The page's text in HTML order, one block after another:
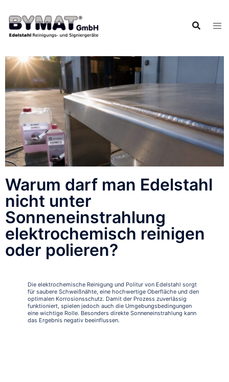
Warum darf man Edelstahl
nicht unter
Sonneneinstrahlung
elektrochemisch reinigen
oder polieren?
Die elektrochemische Reinigung und Politur von Edelstahl sorgt
für saubere Schweißnähte, eine hochwertige Oberfläche und den
optimalen Korrosionsschutz. Damit der Prozess zuverlässig
funktioniert, spielen jedoch auch die Umgebungsbedingungen
eine wichtige Rolle. Besonders direkte Sonneneinstrahlung kann
das Ergebnis negativ beeinflussen.